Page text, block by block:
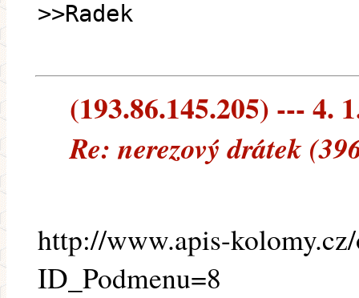
>>Radek
(193.86.145.205) --- 4.
Re: nerezový drátek
http://www.apis-
ID_Podmenu=8